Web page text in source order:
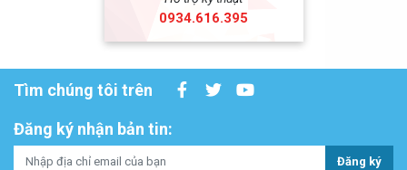
0934.616.395
Tìm chúng tôi trên
Đăng ký nhận bản tin:
Đăng ký